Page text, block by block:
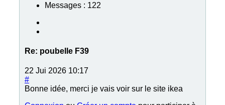
Messages : 122
Re: poubelle F39
22 Jui 2026 10:17
#
Bonne idée, merci je vais voir sur le site ikea